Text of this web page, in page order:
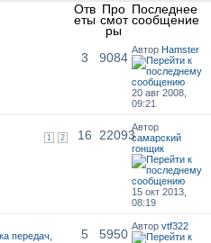
Отв
еты
Про
смот
ры
Последнее
сообщение
3 9084
Автор Hamster
20 авг 2008,
09:21
1 2 16 22093
Автор
самарский
гонщик
15 окт 2013,
08:19
передач,
5 5950
Автор vtf322